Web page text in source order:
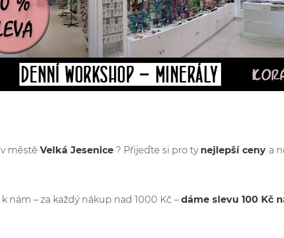
městě Velká Jesenice ? Přijeďte si pro ty nejlepší ceny a
nám – za každý nákup nad 1000 Kč – dáme slevu 100 Kč